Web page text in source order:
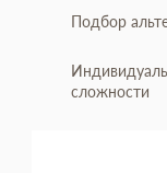
Подбор
сложности